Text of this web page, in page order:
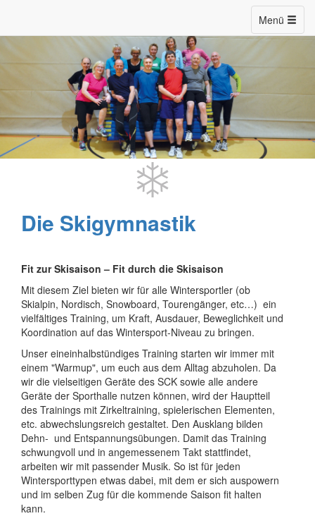
Menü
Die Skigymnastik
Fit zur Skisaison – Fit durch die Skisaison
Mit diesem Ziel bieten wir für alle Wintersportler (ob
Skialpin, Nordisch, Snowboard, Tourengänger, etc…) ein
vielfältiges Training, um Kraft, Ausdauer, Beweglichkeit und
Koordination auf das Wintersport-Niveau zu bringen.
Unser eineinhalbstündiges Training starten wir immer mit
einem "Warmup", um euch aus dem Alltag abzuholen. Da
wir die vielseitigen Geräte des SCK sowie alle andere
Geräte der Sporthalle nutzen können, wird der Hauptteil
des Trainings mit Zirkeltraining, spielerischen Elementen,
etc. abwechslungsreich gestaltet. Den Ausklang bilden
Dehn- und Entspannungsübungen. Damit das Training
schwungvoll und in angemessenem Takt stattfindet,
arbeiten wir mit passender Musik. So ist für jeden
Wintersporttypen etwas dabei, mit dem er sich auspowern
und im selben Zug für die kommende Saison fit halten
kann.